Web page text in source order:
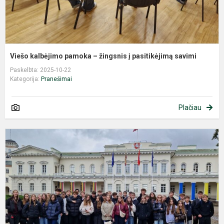
Viešo kalbėjimo pamoka – žingsnis į pasitikėjimą savimi
Paskelbta: 2025-10-22
Kategorija: Pranešimai
Plačiau